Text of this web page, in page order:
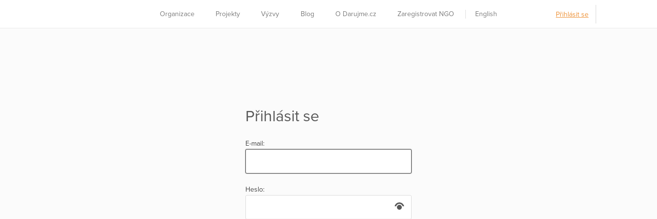
Organizace Projekty Výzvy Blog O Darujme.cz Zaregistrovat NGO English Přihlásit se
Přihlásit se
E-mail:
Heslo: